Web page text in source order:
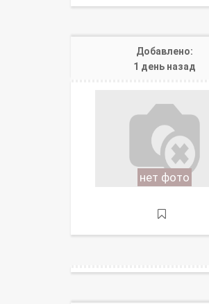
Добавлено:
1 день назад
нет фото